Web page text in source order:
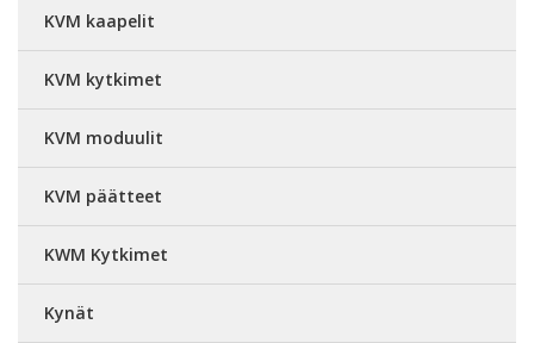
KVM kaapelit
KVM kytkimet
KVM moduulit
KVM päätteet
KWM Kytkimet
Kynät